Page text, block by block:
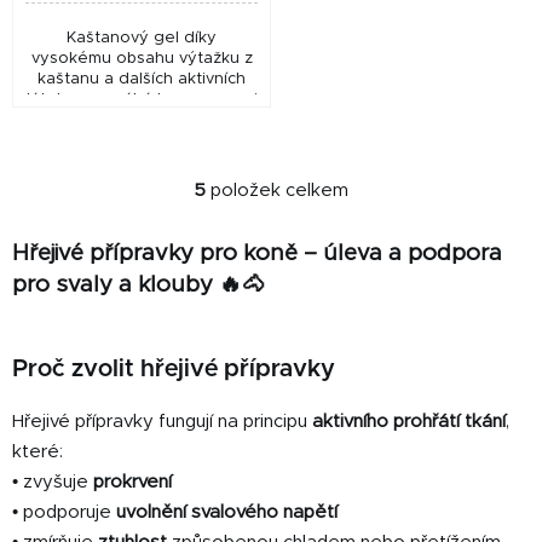
Kaštanový gel díky
vysokému obsahu výtažku z
kaštanu a dalších aktivních
látek napomáhá k regeneraci
O
l
c
p
y
5 položek celkem
Hřejivé přípravky pro koně – úleva a podpora
pro svaly a klouby 🔥🐴
Proč zvolit hřejivé přípravky
Hřejivé přípravky fungují na principu aktivního prohřátí tkání,
které:
• zvyšuje prokrvení
• podporuje uvolnění svalového napětí